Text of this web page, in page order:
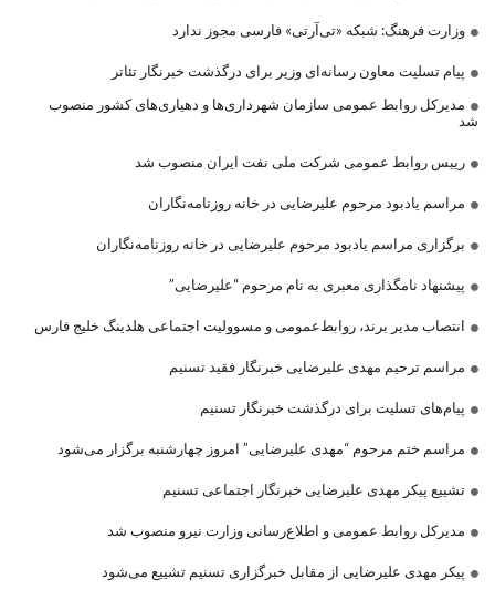
وزارت فرهنگ: شبکه «تی‌آرتی» فارسی مجوز ندارد
پیام تسلیت معاون رسانه‌ای وزیر برای درگذشت خبرنگار تئاتر
مدیرکل روابط عمومی سازمان شهرداری‌ها و دهیاری‌های کشور منصوب
شد
رییس روابط عمومی شرکت ملی نفت ایران منصوب شد
مراسم یادبود مرحوم علیرضایی در خانه روزنامه‌نگاران
برگزاری مراسم یادبود مرحوم علیرضایی در خانه روزنامه‌نگاران
پیشنهاد نامگذاری معبری به نام مرحوم “علیرضایی”
انتصاب مدیر برند، روابط‌عمومی و مسوولیت اجتماعی هلدینگ خلیج فارس
مراسم ترحیم مهدی علیرضایی خبرنگار فقید تسنیم
پیام‌های تسلیت برای درگذشت خبرنگار تسنیم
مراسم ختم مرحوم “مهدی علیرضایی” امروز چهارشنبه برگزار می‌شود
تشییع پیکر مهدی علیرضایی خبرنگار اجتماعی تسنیم
مدیرکل روابط عمومی و اطلاع‌رسانی وزارت نیرو منصوب شد
پیکر مهدی علیرضایی از مقابل خبرگزاری تسنیم تشییع می‌شود